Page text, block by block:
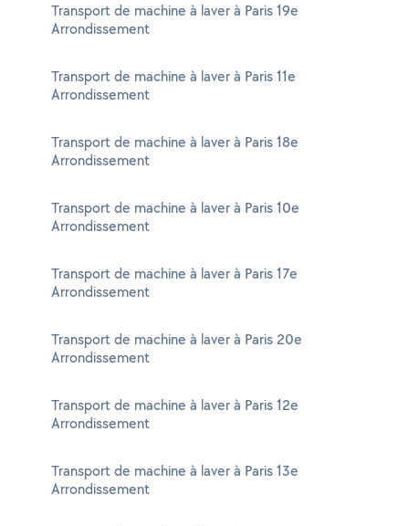
Transport de machine à laver à Paris 19e
Arrondissement
Transport de machine à laver à Paris 11e
Arrondissement
Transport de machine à laver à Paris 18e
Arrondissement
Transport de machine à laver à Paris 10e
Arrondissement
Transport de machine à laver à Paris 17e
Arrondissement
Transport de machine à laver à Paris 20e
Arrondissement
Transport de machine à laver à Paris 12e
Arrondissement
Transport de machine à laver à Paris 13e
Arrondissement